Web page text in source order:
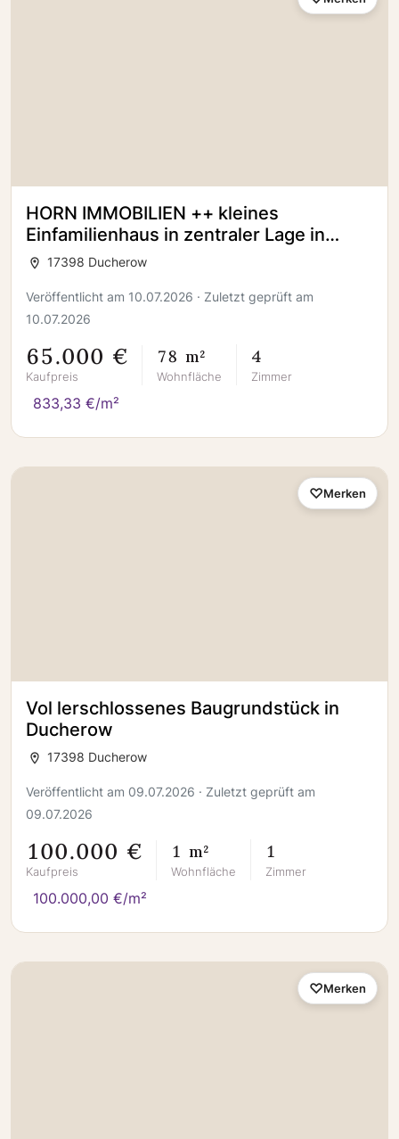
HORN IMMOBILIEN ++ kleines
Einfamilienhaus in zentraler Lage in
Ducherow
17398 Ducherow
Veröffentlicht am 10.07.2026 · Zuletzt geprüft am
10.07.2026
65.000 €
Kaufpreis
78 m²
Wohnfläche
4
Zimmer
833,33 €/m²
Vol lerschlossenes Baugrundstück in
Ducherow
17398 Ducherow
Veröffentlicht am 09.07.2026 · Zuletzt geprüft am
09.07.2026
100.000 €
Kaufpreis
1 m²
Wohnfläche
1
Zimmer
100.000,00 €/m²
Merken
Merken